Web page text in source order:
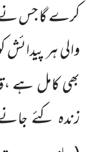
کرے گا جس نے
والی ہر
بھی کامل ہے
زندہ کئے